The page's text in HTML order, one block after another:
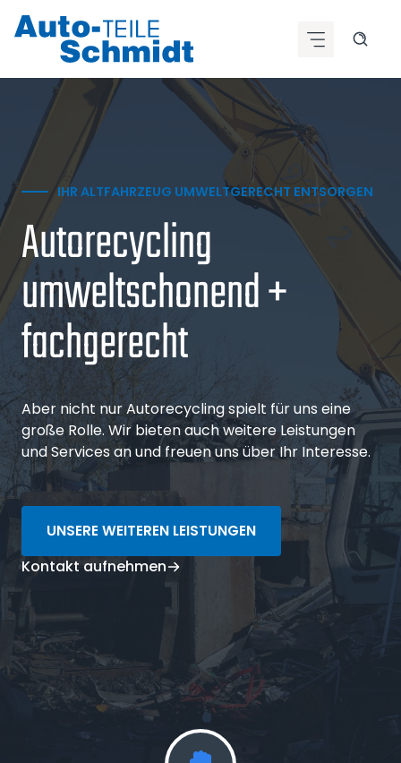
Inhalt
springen
IHR ALTFAHRZEUG UMWELTGERECHT ENTSORGEN
Autorecycling
umweltschonend +
fachgerecht
Aber nicht nur Autorecycling spielt für uns eine
große Rolle. Wir bieten auch weitere Leistungen
und Services an und freuen uns über Ihr Interesse.
UNSERE WEITEREN LEISTUNGEN
Kontakt aufnehmen